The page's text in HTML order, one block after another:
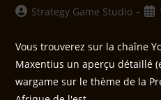
Strategy Game Studio
Vous trouverez sur la chaîne
Maxentius un aperçu détaillé
wargame sur le thème de la